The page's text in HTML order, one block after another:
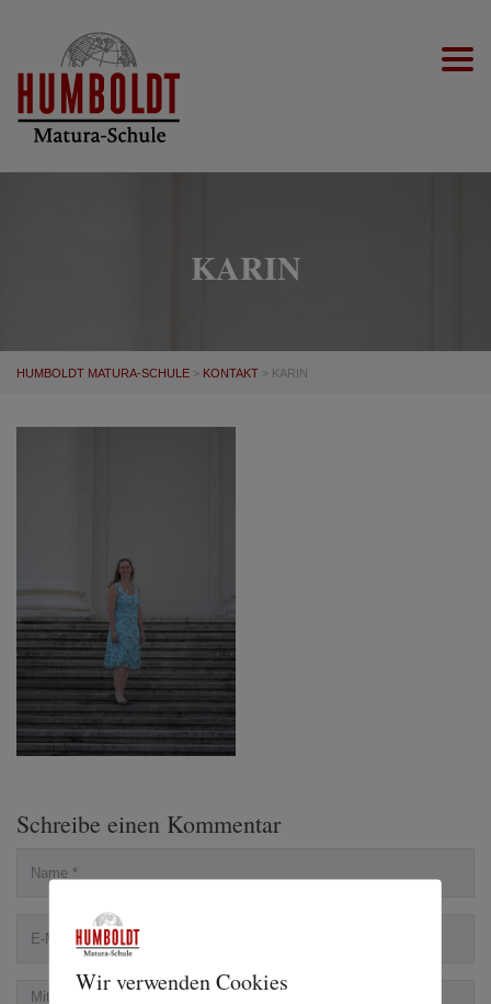
KARIN
HUMBOLDT MATURA-SCHULE > KONTAKT > KARIN
Schreibe einen Kommentar
Wir verwenden Cookies